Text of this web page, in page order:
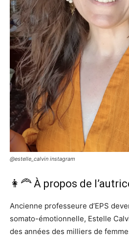
@estelle_calvin instagram
👩‍🦰 À propos de
Ancienne professeure d’EPS
somato-émotionnelle, Estelle
des années des milliers de